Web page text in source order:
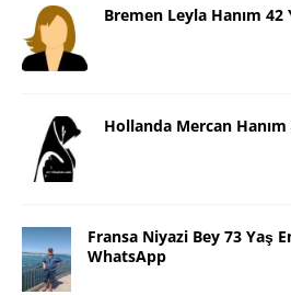
Bremen Leyla Hanım 42
Hollanda Mercan
Fransa Niyazi Bey 73 Yaş
WhatsApp